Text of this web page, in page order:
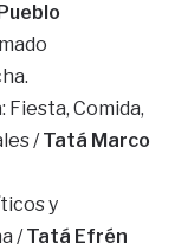
Comida,
/Tatá Marco
y
/Tatá Efrén